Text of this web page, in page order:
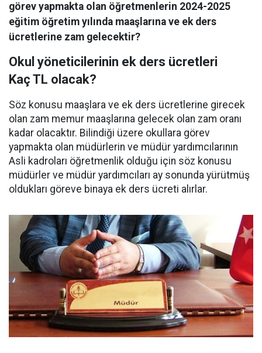
görev yapmakta olan öğretmenlerin 2024-2025
eğitim öğretim yılında maaşlarına ve ek ders
ücretlerine zam gelecektir?
Okul yöneticilerinin ek ders ücretleri
Kaç TL olacak?
Söz konusu maaşlara ve ek ders ücretlerine girecek
olan zam memur maaşlarına gelecek olan zam oranı
kadar olacaktır. Bilindiği üzere okullara görev
yapmakta olan müdürlerin ve müdür yardımcılarının
Asli kadroları öğretmenlik olduğu için söz konusu
müdürler ve müdür yardımcıları ay sonunda yürütmüş
oldukları göreve binaya ek ders ücreti alırlar.